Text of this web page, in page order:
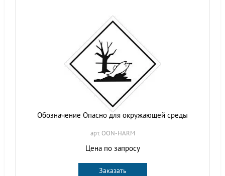
Обозначение Опасно для окружающей среды
арт. OON-HARM
Цена по запросу
Заказать